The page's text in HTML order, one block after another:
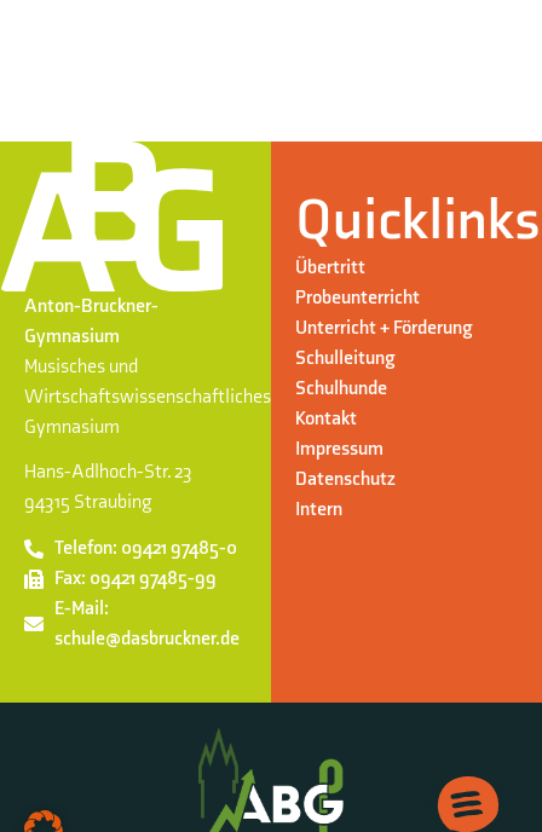
Anton-Bruckner-
Gymnasium
Musisches und
Wirtschaftswissenschaftliches
Gymnasium
Hans-Adlhoch-Str. 23
94315 Straubing
Telefon: 09421 97485-0
Fax: 09421 97485-99
E-Mail:
schule@dasbruckner.de
Quicklinks
Übertritt
Probeunterricht
Unterricht + Förderung
Schulleitung
Schulhunde
Kontakt
Impressum
Datenschutz
Intern